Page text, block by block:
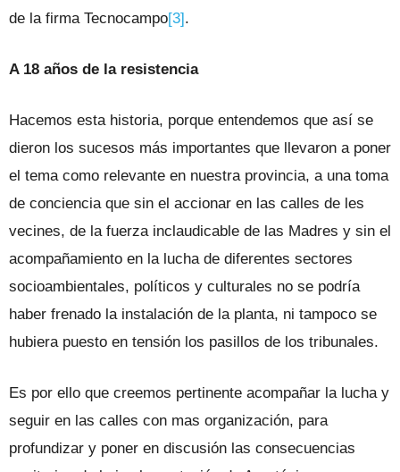
de la firma Tecnocampo[3].
A 18 años de la resistencia
Hacemos esta historia, porque entendemos que así se
dieron los sucesos más importantes que llevaron a poner
el tema como relevante en nuestra provincia, a una toma
de conciencia que sin el accionar en las calles de les
vecines, de la fuerza inclaudicable de las Madres y sin el
acompañamiento en la lucha de diferentes sectores
socioambientales, políticos y culturales no se podría
haber frenado la instalación de la planta, ni tampoco se
hubiera puesto en tensión los pasillos de los tribunales.
Es por ello que creemos pertinente acompañar la lucha y
seguir en las calles con mas organización, para
profundizar y poner en discusión las consecuencias